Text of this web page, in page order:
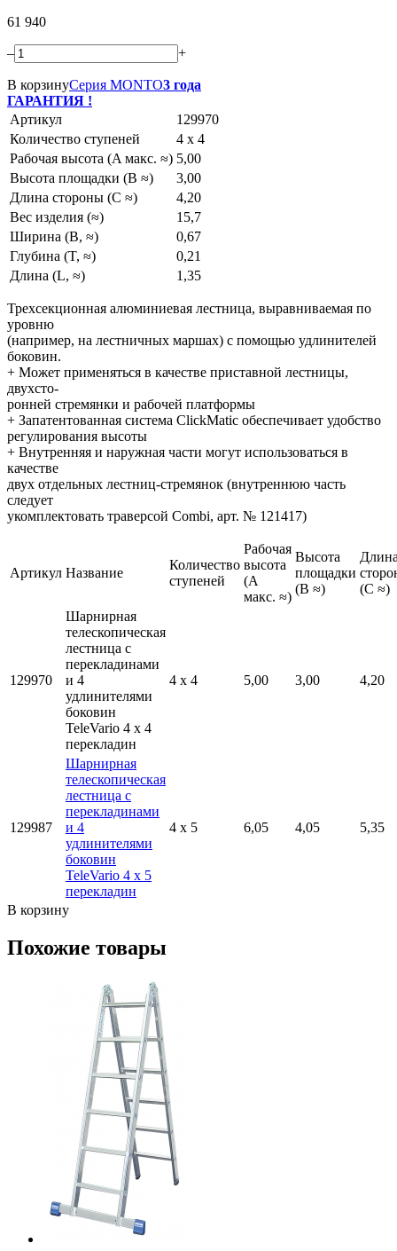
61 940
– +
В корзинуСерия MONTO3 года
ГАРАНТИЯ !
Артикул
129970
Количество ступеней
4 x 4
Рабочая высота (A макс. ≈) 5,00
Высота площадки (B ≈)
3,00
Длина стороны (C ≈)
4,20
Вес изделия (≈)
15,7
Ширина (B, ≈)
0,67
Глубина (T, ≈)
0,21
Длина (L, ≈)
1,35
Трехсекционная алюминиевая лестница, выравниваемая по
уровню
(например, на лестничных маршах) с помощью удлинителей
боковин.
+ Может применяться в качестве приставной лестницы,
двухсто-
ронней стремянки и рабочей платформы
+ Запатентованная система ClickMatic обеспечивает удобство
регулирования высоты
+ Внутренняя и наружная части могут использоваться в
качестве
двух отдельных лестниц-стремянок (внутреннюю часть
следует
укомплектовать траверсой Combi, арт. № 121417)
Артикул Название
Количество
ступеней
Рабочая
высота
(A
макс. ≈)
Высота
площадки
(B ≈)
(C ≈)
129970
Шарнирная
телескопическая
лестница с
перекладинами
и 4
удлинителями
боковин
TeleVario 4 x 4
перекладин
4 x 4 5,00 3,00 4,20
129987
Шарнирная
телескопическая
лестница с
перекладинами
и 4
удлинителями
боковин
TeleVario 4 x 5
перекладин
4 x 5 6,05 4,05 5,35
В корзину
Похожие товары